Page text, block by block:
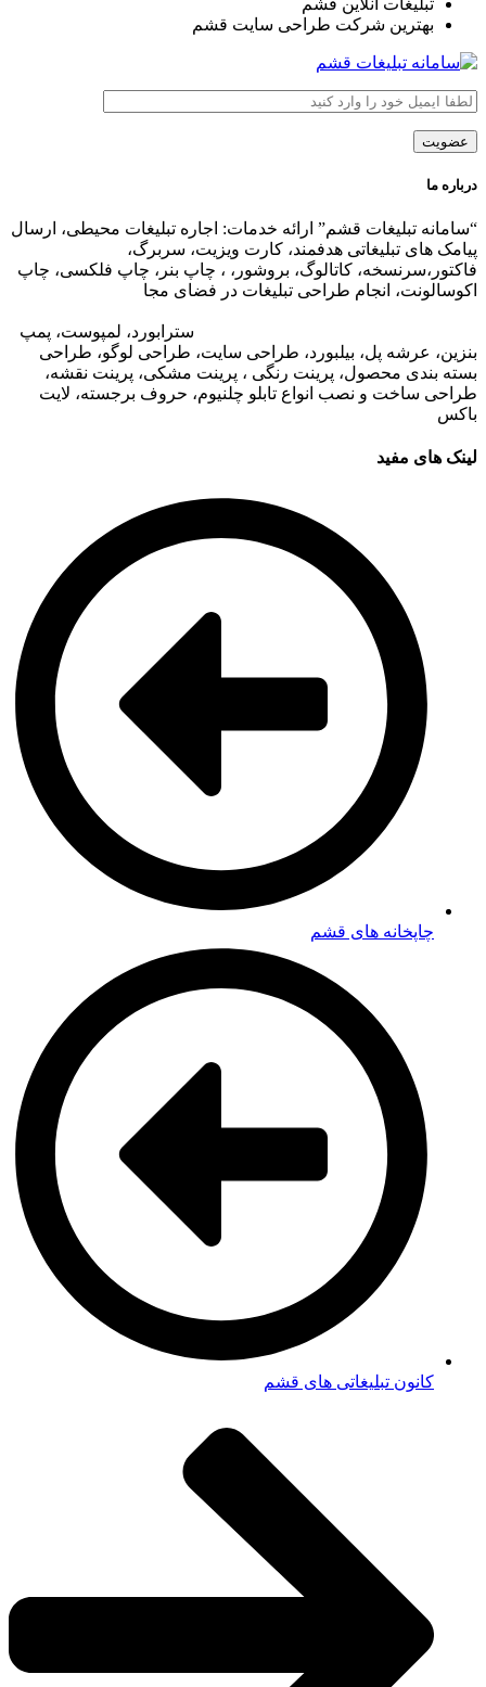
بهترین شرکت طراحی سایت قشم
درباره ما
“سامانه تبلیغات قشم” ارائه خدمات: اجاره تبلیغات محیطی، ارسال
پیامک های تبلیغاتی هدفمند، کارت ویزیت، سربرگ،
فاکتور،سرنسخه، کاتالوگ، بروشور، ، چاپ بنر، چاپ فلکسی، چاپ
اکوسالونت، انجام طراحی تبلیغات در فضای مجا
سترابورد، لمپوست، پمپ
بنزین، عرشه پل، بیلبورد، طراحی سایت، طراحی لوگو، طراحی
بسته بندی محصول، پرینت رنگی ، پرینت مشکی، پرینت نقشه،
طراحی ساخت و نصب انواع تابلو چلنیوم، حروف برجسته، لایت
باکس
لینک های مفید
چاپخانه های قشم
کانون تبلیغاتی های قشم